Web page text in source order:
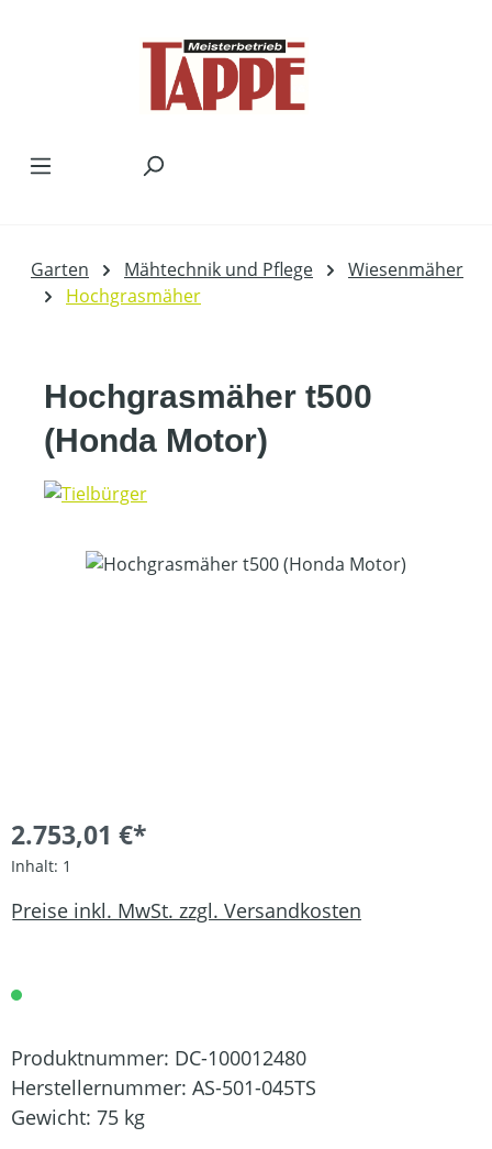
Garten Mähtechnik und Pflege
Wiesenmäher
Hochgrasmäher
Hochgrasmäher t500
(Honda Motor)
Bildergalerie überspringen
2.753,01 €*
Inhalt: 1
Preise inkl. MwSt. zzgl. Versandkosten
Produktnummer: DC-100012480
Herstellernummer: AS-501-045TS
Gewicht: 75 kg